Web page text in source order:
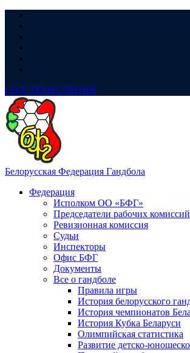
LIVE ТРАНСЛЯЦИЯ
Белорусская Федерация Гандбола
Федерация
Исполком ОО «БФГ»
Председатели рабочих комиссий
Ревизионная комиссия
Судьи
Инспекторы
Офис БФГ
Документы
Все о гандболе
Правила игры
История белорусского
История чемпионатов
История Кубка Беларуси
Олимпийская статистика
Развитие детско-